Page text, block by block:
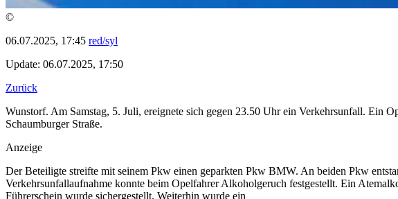
©
06.07.2025, 17:45 red/syl
Update: 06.07.2025, 17:50
Zurück
Wunstorf. Am Samstag, 5. Juli, ereignete sich gegen 23.50 Uhr ein Verkehrsunfall. Ein
Schaumburger Straße.
Anzeige
Der Beteiligte streifte mit seinem Pkw einen geparkten Pkw BMW. An beiden Pkw
Verkehrsunfallaufnahme konnte beim Opelfahrer Alkoholgeruch festgestellt. Ein
Führerschein wurde sichergestellt. Weiterhin wurde ein